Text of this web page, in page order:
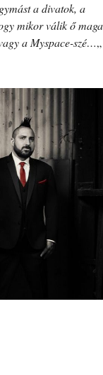
a divatok, a
mikor válik ő maga
a Myspace-szé…„